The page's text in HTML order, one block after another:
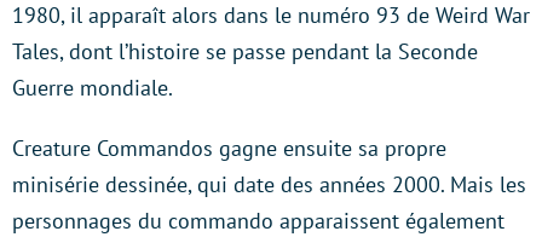
1980, il apparaît alors dans le numéro 93 de Weird War
Tales, dont l’histoire se passe pendant la Seconde
Guerre mondiale.
Creature Commandos gagne ensuite sa propre
minisérie dessinée, qui date des années 2000. Mais les
personnages du commando apparaissent également